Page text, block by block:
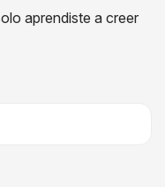
aprendiste a creer